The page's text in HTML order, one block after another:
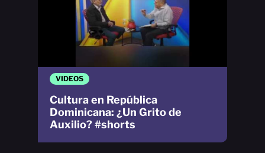
VIDEOS
Cultura en República
Dominicana: ¿Un Grito de
Auxilio? #shorts